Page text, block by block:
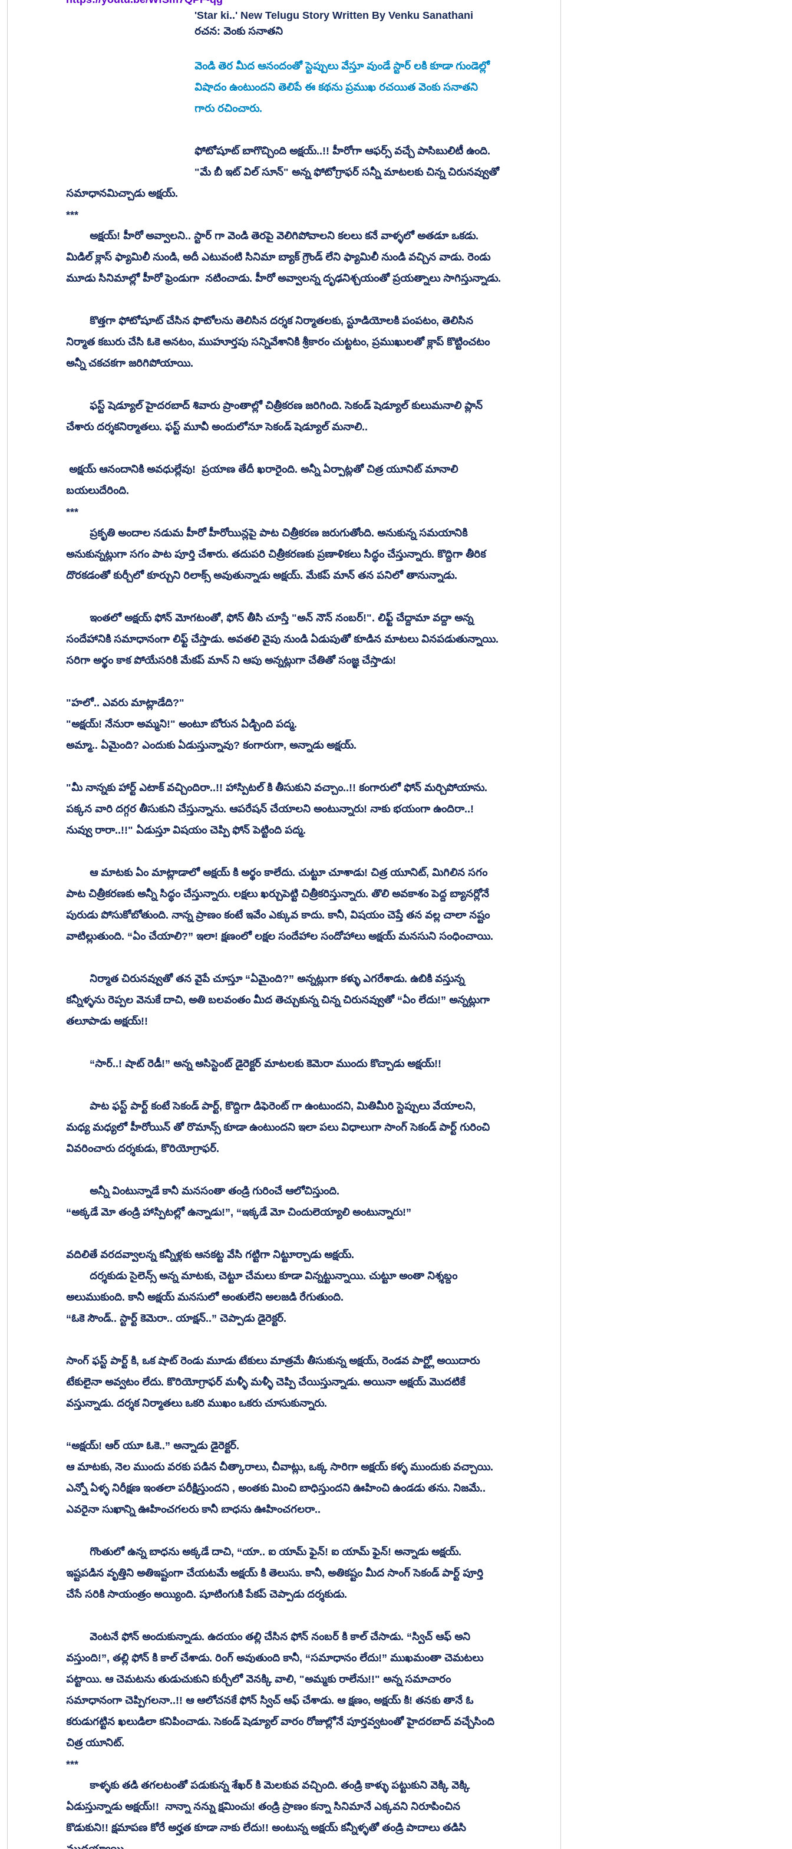
'Star ki..' New Telugu Story Written By Venku Sanathani
రచన: వెంకు సనాతని
వెండి తెర మీద ఆనందంతో స్టెప్పులు వేస్తూ వుండే స్టార్ లకి కూడా గుండెల్లో
విషాదం ఉంటుందని తెలిపే ఈ కథను ప్రముఖ రచయిత వెంకు సనాతని
గారు రచించారు.
ఫోటోషూట్ బాగొచ్చింది అక్షయ్..!! హీరోగా ఆఫర్స్ వచ్చే పాసిబులిటీ ఉంది.
"మే బీ ఇట్ విల్ సూన్" అన్న ఫోటోగ్రాఫర్ సన్నీ మాటలకు చిన్న చిరునవ్వుతో
సమాధానమిచ్చాడు అక్షయ్.
***
మిడిల్ క్లాస్ ఫ్యామిలీ నుండి, అదీ ఎటువంటి సినిమా బ్యాక్ గ్రౌండ్ లేని ఫ్యామిలీ నుండి వచ్చిన వాడు. రెండు
మూడు సినిమాల్లో హీరో ఫ్రెండుగా  నటించాడు. హీరో అవ్వాలన్న దృఢనిశ్చయంతో ప్రయత్నాలు సాగిస్తున్నాడు.
నిర్మాత కబురు చేసి ఓకె అనటం, ముహూర్తపు సన్నివేశానికి శ్రీకారం చుట్టటం, ప్రముఖులతో క్లాప్ కొట్టించటం
అన్నీ చకచకగా జరిగిపోయాయి.
చేశారు దర్శకనిర్మాతలు. ఫస్ట్ మూవీ అందులోనూ సెకండ్ షెడ్యూల్ మనాలి..
బయలుదేరింది.
***
అనుకున్నట్లుగా సగం పాట పూర్తి చేశారు. తదుపరి చిత్రీకరణకు ప్రణాళికలు సిద్ధం చేస్తున్నారు. కొద్దిగా తీరిక
దొరకడంతో కుర్చీలో కూర్చుని రిలాక్స్ అవుతున్నాడు అక్షయ్. మేకప్ మాన్ తన పనిలో తానున్నాడు.
సందేహానికి సమాధానంగా లిఫ్ట్ చేస్తాడు. అవతలి వైపు నుండి ఏడుపుతో కూడిన మాటలు వినపడుతున్నాయి.
సరిగా అర్థం కాక పోయేసరికి మేకప్ మాన్ ని ఆపు అన్నట్లుగా చేతితో సంజ్ఞ చేస్తాడు!
"హలో.. ఎవరు మాట్లాడేది?"
"అక్షయ్! నేనురా అమ్మని!" అంటూ బోరున ఏడ్చింది పద్మ.
అమ్మా.. ఏమైంది? ఎందుకు ఏడుస్తున్నావు? కంగారుగా, అన్నాడు అక్షయ్.
"మీ నాన్నకు హార్ట్ ఎటాక్ వచ్చిందిరా..!! హాస్పిటల్ కి తీసుకుని వచ్చాం..!! కంగారులో ఫోన్ మర్చిపోయాను.
పక్కన వారి దగ్గర తీసుకుని చేస్తున్నాను. ఆపరేషన్ చేయాలని అంటున్నారు! నాకు భయంగా ఉందిరా..!
నువ్వు రారా..!!" ఏడుస్తూ విషయం చెప్పి ఫోన్ పెట్టింది పద్మ.
పాట చిత్రీకరణకు అన్నీ సిద్ధం చేస్తున్నారు. లక్షలు ఖర్చుపెట్టి చిత్రీకరిస్తున్నారు. తొలి అవకాశం పెద్ద బ్యానర్లోనే
పురుడు పోసుకోబోతుంది. నాన్న ప్రాణం కంటే ఇవేం ఎక్కువ కాదు. కానీ, విషయం చెప్తే తన వల్ల చాలా నష్టం
వాటిల్లుతుంది. “ఏం చేయాలి?” ఇలా! క్షణంలో లక్షల సందేహాల సందోహాలు అక్షయ్ మనసుని సంధించాయి.
కన్నీళ్ళను రెప్పల వెనుకే దాచి, అతి బలవంతం మీద తెచ్చుకున్న చిన్న చిరునవ్వుతో “ఏం లేదు!” అన్నట్లుగా
తలూపాడు అక్షయ్!!
“సార్..! షాట్ రెడీ!” అన్న అసిస్టెంట్ డైరెక్టర్ మాటలకు కెమెరా ముందు కొచ్చాడు అక్షయ్!!
మధ్య మధ్యలో హీరోయిన్ తో రొమాన్స్ కూడా ఉంటుందని ఇలా పలు విధాలుగా సాంగ్ సెకండ్ పార్ట్ గురించి
వివరించారు దర్శకుడు, కొరియోగ్రాఫర్.
అన్నీ వింటున్నాడే కానీ మనసంతా తండ్రి గురించే ఆలోచిస్తుంది.
“అక్కడే మో తండ్రి హాస్పిటల్లో ఉన్నాడు!”, “ఇక్కడే మో చిందులెయ్యాలి అంటున్నారు!”
వదిలితే వరదవ్వాలన్న కన్నీళ్లకు ఆనకట్ట వేసి గట్టిగా నిట్టూర్చాడు అక్షయ్.
అలుముకుంది. కానీ అక్షయ్ మనసులో అంతులేని అలజడి రేగుతుంది.
“ఓకె సౌండ్.. స్టార్ట్ కెమెరా.. యాక్షన్..” చెప్పాడు డైరెక్టర్.
సాంగ్ ఫస్ట్ పార్ట్ కి, ఒక షాట్ రెండు మూడు టేకులు మాత్రమే తీసుకున్న అక్షయ్, రెండవ పార్ట్లో అయిదారు
టేకులైనా అవ్వటం లేదు. కొరియోగ్రాఫర్ మళ్ళీ మళ్ళీ చెప్పి చేయిస్తున్నాడు. అయినా అక్షయ్ మొదటికే
వస్తున్నాడు. దర్శక నిర్మాతలు ఒకరి ముఖం ఒకరు చూసుకున్నారు.
“అక్షయ్! ఆర్ యూ ఓకె..” అన్నాడు డైరెక్టర్.
ఆ మాటకు, నెల ముందు వరకు పడిన చీత్కారాలు, చీవాట్లు, ఒక్క సారిగా అక్షయ్ కళ్ళ ముందుకు వచ్చాయి.
ఎన్నో ఏళ్ళ నిరీక్షణ ఇంతలా పరీక్షిస్తుందని , అంతకు మించి బాధిస్తుందని ఊహించి ఉండడు తను. నిజమే..
ఎవరైనా సుఖాన్ని ఊహించగలరు కానీ బాధను ఊహించగలరా..
ఇష్టపడిన వృత్తిని అతిఇష్టంగా చేయటమే అక్షయ్ కి తెలుసు. కానీ, అతికష్టం మీద సాంగ్ సెకండ్ పార్ట్ పూర్తి
చేసే సరికి సాయంత్రం అయ్యింది. షూటింగుకి పేకప్ చెప్పాడు దర్శకుడు.
వస్తుంది!”, తల్లి ఫోన్ కి కాల్ చేశాడు. రింగ్ అవుతుంది కానీ, “సమాధానం లేదు!” ముఖమంతా చెమటలు
పట్టాయి. ఆ చెమటను తుడుచుకుని కుర్చీలో వెనక్కి వాలి, "అమ్మకు రాలేను!!" అన్న సమాచారం
సమాధానంగా చెప్పిగలనా..!! ఆ ఆలోచనకే ఫోన్ స్విచ్ ఆఫ్ చేశాడు. ఆ క్షణం, అక్షయ్ కి! తనకు తానే ఓ
కరుడుగట్టిన ఖలుడిలా కనిపించాడు. సెకండ్ షెడ్యూల్ వారం రోజుల్లోనే పూర్తవ్వటంతో హైదరబాద్ వచ్చేసింది
చిత్ర యూనిట్.
***
ఏడుస్తున్నాడు అక్షయ్!!  నాన్నా నన్ను క్షమించు! తండ్రి ప్రాణం కన్నా సినిమానే ఎక్కవని నిరూపించిన
కొడుకుని!! క్షమాపణ కోరే అర్హత కూడా నాకు లేదు!! అంటున్న అక్షయ్ కన్నీళ్ళతో తండ్రి పాదాలు తడిసి